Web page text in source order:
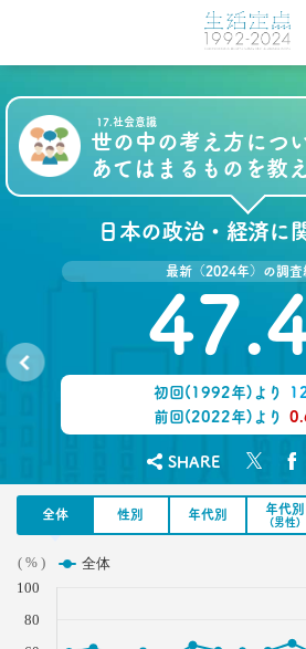
–日経クロストレンド 連載⑬–
生活総研 上席研究員/コピーライター
前沢 裕文
2021.07.06
Z世代とシニア、上司と部下の
さんは右往左往？
–日経クロストレンド 連載⑫–
生活総研 上席研究員/コピーライター
40代おじさんはキス派？ラブ
見える意識
–日経クロストレンド 連載⑪–
前沢 裕文
40代おじさんの生き様は「30点
生活総研 上席研究員/コピーライター
17.社会意識
世の中の考え方につ
あてはまるものを教
日本の政治・経済に
最新（2024年）の調査
初回(1992年)より
前回(2022年)より
SHARE
全体 性別 年代別 年代別
(男性)
( % ) 全体
80
100